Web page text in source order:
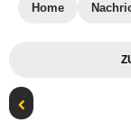
Home